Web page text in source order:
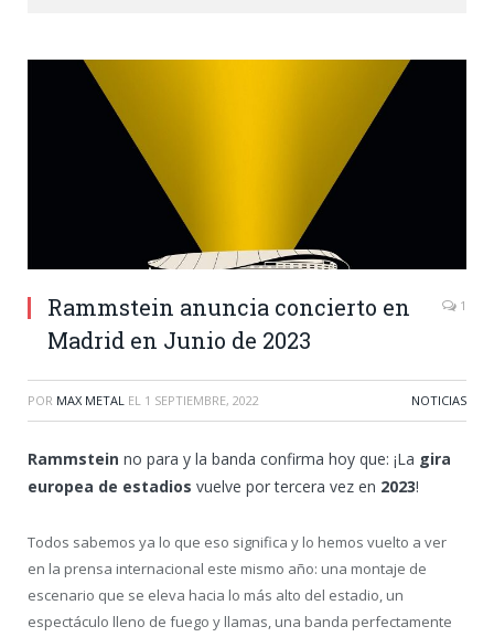
Rammstein anuncia concierto en
Madrid en Junio de 2023
1
POR MAX METAL EL 1 SEPTIEMBRE, 2022 NOTICIAS
Rammstein no para y la banda confirma hoy que: ¡La gira
europea de estadios vuelve por tercera vez en 2023!
Todos sabemos ya lo que eso significa y lo hemos vuelto a ver
en la prensa internacional este mismo año: una montaje de
escenario que se eleva hacia lo más alto del estadio, un
espectáculo lleno de fuego y llamas, una banda perfectamente